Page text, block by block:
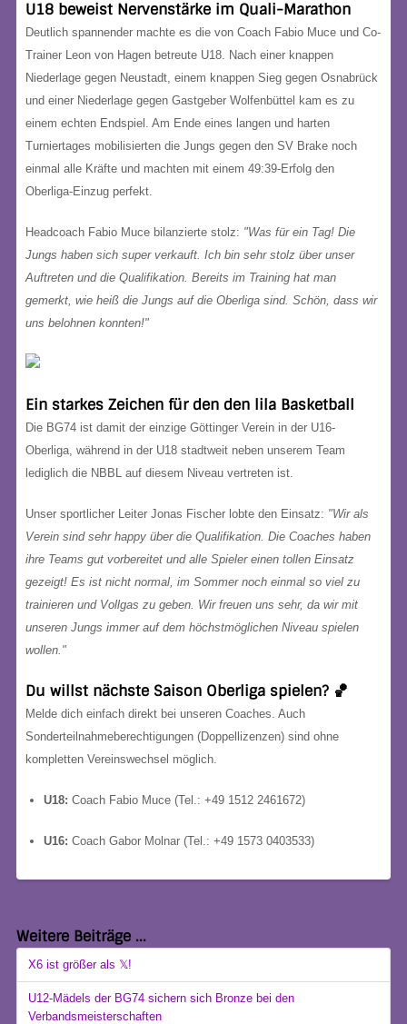
U18 beweist Nervenstärke im Quali-Marathon
Deutlich spannender machte es die von Coach Fabio Muce und Co-
Trainer Leon von Hagen betreute U18. Nach einer knappen
Niederlage gegen Neustadt, einem knappen Sieg gegen Osnabrück
und einer Niederlage gegen Gastgeber Wolfenbüttel kam es zu
einem echten Endspiel. Am Ende eines langen und harten
Turniertages mobilisierten die Jungs gegen den SV Brake noch
einmal alle Kräfte und machten mit einem 49:39-Erfolg den
Oberliga-Einzug perfekt.
Headcoach Fabio Muce bilanzierte stolz: "Was für ein Tag! Die
Jungs haben sich super verkauft. Ich bin sehr stolz über unser
Auftreten und die Qualifikation. Bereits im Training hat man
gemerkt, wie heiß die Jungs auf die Oberliga sind. Schön, dass wir
uns belohnen konnten!"
Ein starkes Zeichen für den den lila Basketball
Die BG74 ist damit der einzige Göttinger Verein in der U16-
Oberliga, während in der U18 stadtweit neben unserem Team
lediglich die NBBL auf diesem Niveau vertreten ist.
Unser sportlicher Leiter Jonas Fischer lobte den Einsatz: "Wir als
Verein sind sehr happy über die Qualifikation. Die Coaches haben
ihre Teams gut vorbereitet und alle Spieler einen tollen Einsatz
gezeigt! Es ist nicht normal, im Sommer noch einmal so viel zu
trainieren und Vollgas zu geben. Wir freuen uns sehr, da wir mit
unseren Jungs immer auf dem höchstmöglichen Niveau spielen
wollen."
Du willst nächste Saison Oberliga spielen? 🏀
Melde dich einfach direkt bei unseren Coaches. Auch
Sonderteilnahmeberechtigungen (Doppellizenzen) sind ohne
kompletten Vereinswechsel möglich.
U18: Coach Fabio Muce (Tel.: +49 1512 2461672)
U16: Coach Gabor Molnar (Tel.: +49 1573 0403533)
Weitere Beiträge ...
X6 ist größer als 𝕏!
U12-Mädels der BG74 sichern sich Bronze bei den
Verbandsmeisterschaften